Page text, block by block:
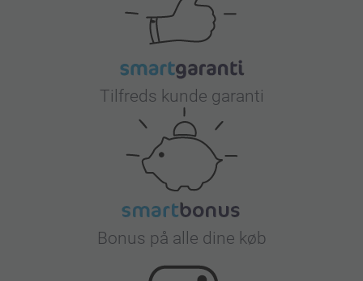
Tilfreds kunde garanti
Bonus på alle dine køb